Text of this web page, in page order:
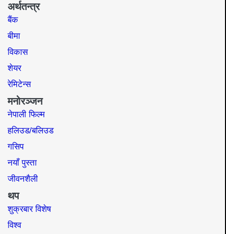
अर्थतन्त्र
बैंक
बीमा
विकास
शेयर
रेमिटेन्स
मनोरञ्जन
नेपाली फिल्म
हलिउड/बलिउड
गसिप
नयाँ पुस्ता
जीवनशैली
थप
शुक्रबार विशेष
विश्व